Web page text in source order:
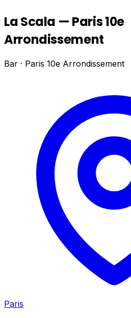
La Scala — Paris 10e
Arrondissement
Bar · Paris 10e Arrondissement
Paris